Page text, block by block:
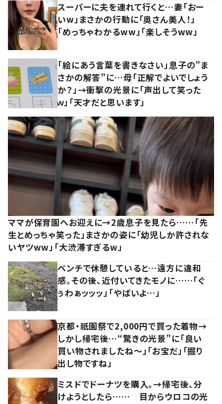
スーパーに夫を連れて行くと…妻「おー
いw」まさかの行動に「奥さん美人！」
「めっちゃわかるww」「楽しそうww」
「絵にあう言葉を書きなさい」息子の”ま
さかの解答”に…母「正解でよいでしょう
か？」→衝撃の光景に「声出して笑った
ｗ」「天才だと思います」
ママが保育園へお迎えに→2歳息子を見たら……「先
生とめっちゃ笑った」まさかの姿に「幼児しか許されな
いヤツww」「大渋滞すぎるw」
ベンチで休憩していると…遠方に違和
感。その後、近付いてきたモノに……「ぐ
ぅわぁッッッ」「やばいよ…」
京都・祇園祭で2,000円で買った着物→
しかし帰宅後…“驚きの光景”に「良い
買い物されましたね～」「お宝だ」「掘り
出し物ですね」
ミスドでドーナツを購入。→帰宅後、分
けようとしたら…… 目からウロコの光